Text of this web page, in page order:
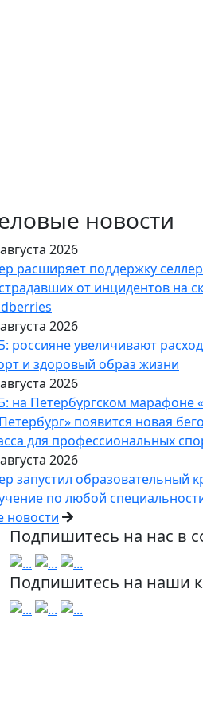
новости
2026
расширяет поддержку
от инцидентов на
2026
россияне увеличивают
и здоровый образ жизни
2026
на Петербургском марафоне
появится новая
для профессиональных
2026
запустил образовательный
по любой
новости
Подпишитесь на нас в
Подпишитесь на наши